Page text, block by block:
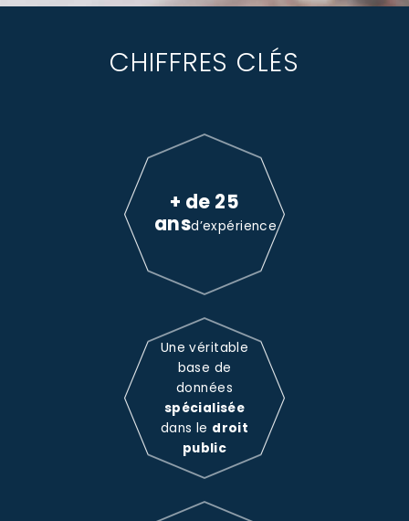
CHIFFRES CLÉS
+ de 25
ansd’expérience
Une véritable
base de
données
spécialisée
dans le droit
public